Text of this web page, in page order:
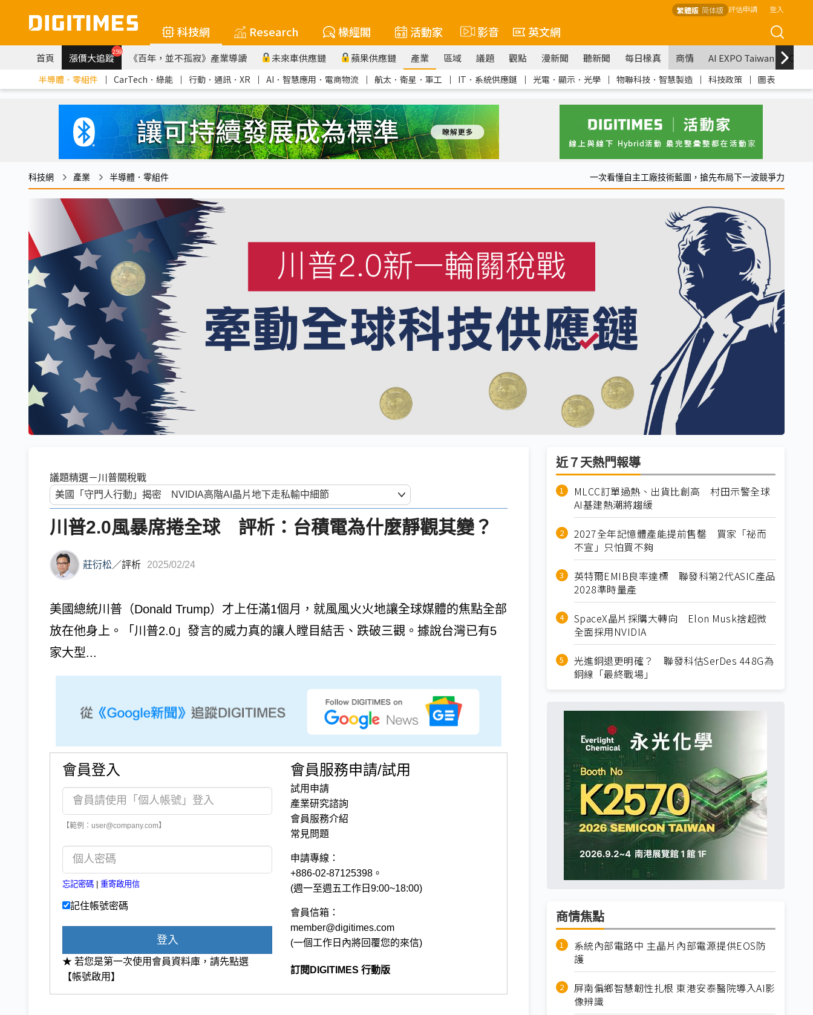
繁體版 简体版 評估申請 登入
科技網 Research 椽經閣 活動家 影音 英文網
首頁 漲價大追蹤259 《百年，並不孤寂》產業導讀 未來車供應鏈 蘋果供應鏈 產業 區域 議題 觀點 漫新聞 聽新聞 每日椽真 商情 AI EXPO Taiwan
半導體．零組件 ｜ CarTech．綠能 ｜ 行動．通訊．XR ｜ AI．智慧應用．電商物流 ｜ 航太．衛星．軍工 ｜ IT．系統供應鏈 ｜ 光電．顯示．光學 ｜ 物聯科技．智慧製造 ｜ 科技政策 ｜ 圖表
科技網 產業 半導體．零組件 一次看懂自主工廠技術藍圖，搶先布局下一波競爭力
議題精選－川普關稅戰
川普2.0風暴席捲全球 評析：台積電為什麼靜觀其變？
莊衍松 ／評析 2025/02/24
美國總統川普（Donald Trump）才上任滿1個月，就風風火火地讓全球媒體的焦點全部
放在他身上。「川普2.0」發言的威力真的讓人瞠目結舌、跌破三觀。據說台灣已有5
家大型...
會員登入
【範例：user@company.com】
忘記密碼 | 重寄啟用信
記住帳號密碼
登入
★ 若您是第一次使用會員資料庫，請先點選
【帳號啟用】
會員服務申請/試用
試用申請
產業研究諮詢
會員服務介紹
常見問題
申請專線：
+886-02-87125398。
(週一至週五工作日9:00~18:00)
會員信箱：
member@digitimes.com
(一個工作日內將回覆您的來信)
訂閱DIGITIMES 行動版
近７天熱門報導
MLCC訂單過熱、出貨比創高 村田示警全球
AI基建熱潮將趨緩
2027全年記憶體產能提前售罄 買家「祕而
不宣」只怕買不夠
英特爾EMIB良率達標 聯發科第2代ASIC產品
2028準時量產
SpaceX晶片採購大轉向 Elon Musk捨超微
全面採用NVIDIA
光進銅退更明確？ 聯發科估SerDes 448G為
銅線「最終戰場」
商情焦點
系統內部電路中 主晶片內部電源提供EOS防
護
屏南偏鄉智慧韌性扎根 東港安泰醫院導入AI影
像辨識